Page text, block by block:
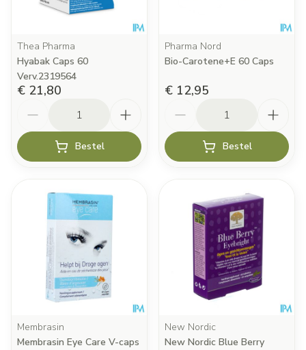
Thea Pharma
Hyabak Caps 60
Verv.2319564
€ 21,80
Bestel
Pharma Nord
Bio-Carotene+E 60 Caps
€ 12,95
Bestel
Membrasin
Membrasin Eye Care V-caps
New Nordic
New Nordic Blue Berry